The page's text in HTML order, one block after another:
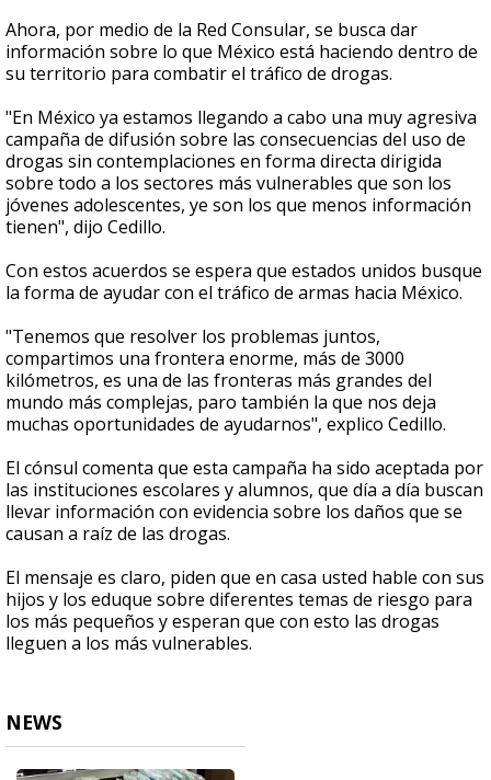
Ahora, por medio de la Red Consular, se busca dar
información sobre lo que México está haciendo dentro de
su territorio para combatir el tráfico de drogas.
"En México ya estamos llegando a cabo una muy agresiva
campaña de difusión sobre las consecuencias del uso de
drogas sin contemplaciones en forma directa dirigida
sobre todo a los sectores más vulnerables que son los
jóvenes adolescentes, ye son los que menos información
tienen", dijo Cedillo.
Con estos acuerdos se espera que estados unidos busque
la forma de ayudar con el tráfico de armas hacia México.
"Tenemos que resolver los problemas juntos,
compartimos una frontera enorme, más de 3000
kilómetros, es una de las fronteras más grandes del
mundo más complejas, paro también la que nos deja
muchas oportunidades de ayudarnos", explico Cedillo.
El cónsul comenta que esta campaña ha sido aceptada por
las instituciones escolares y alumnos, que día a día buscan
llevar información con evidencia sobre los daños que se
causan a raíz de las drogas.
El mensaje es claro, piden que en casa usted hable con sus
hijos y los eduque sobre diferentes temas de riesgo para
los más pequeños y esperan que con esto las drogas
lleguen a los más vulnerables.
NEWS